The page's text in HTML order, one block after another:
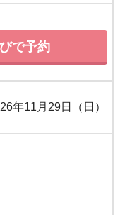
で予約
年11月29日（日）